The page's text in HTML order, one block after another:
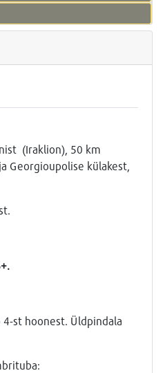
(Iraklion), 50 km
Georgioupolise külakest,
st hoonest. Üldpindala